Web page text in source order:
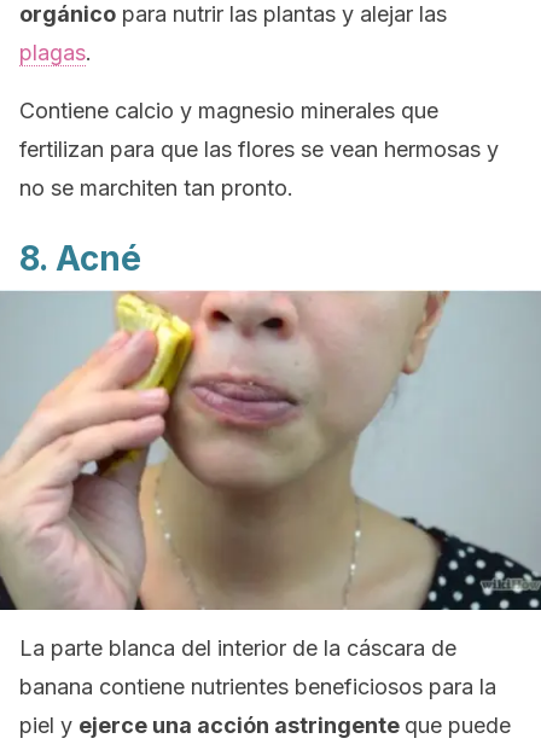
orgánico para nutrir las plantas y alejar las
plagas.
Contiene calcio y magnesio minerales que
fertilizan para que las flores se vean hermosas y
no se marchiten tan pronto.
8. Acné
La parte blanca del interior de la cáscara de
banana contiene nutrientes beneficiosos para la
piel y ejerce una acción astringente que puede